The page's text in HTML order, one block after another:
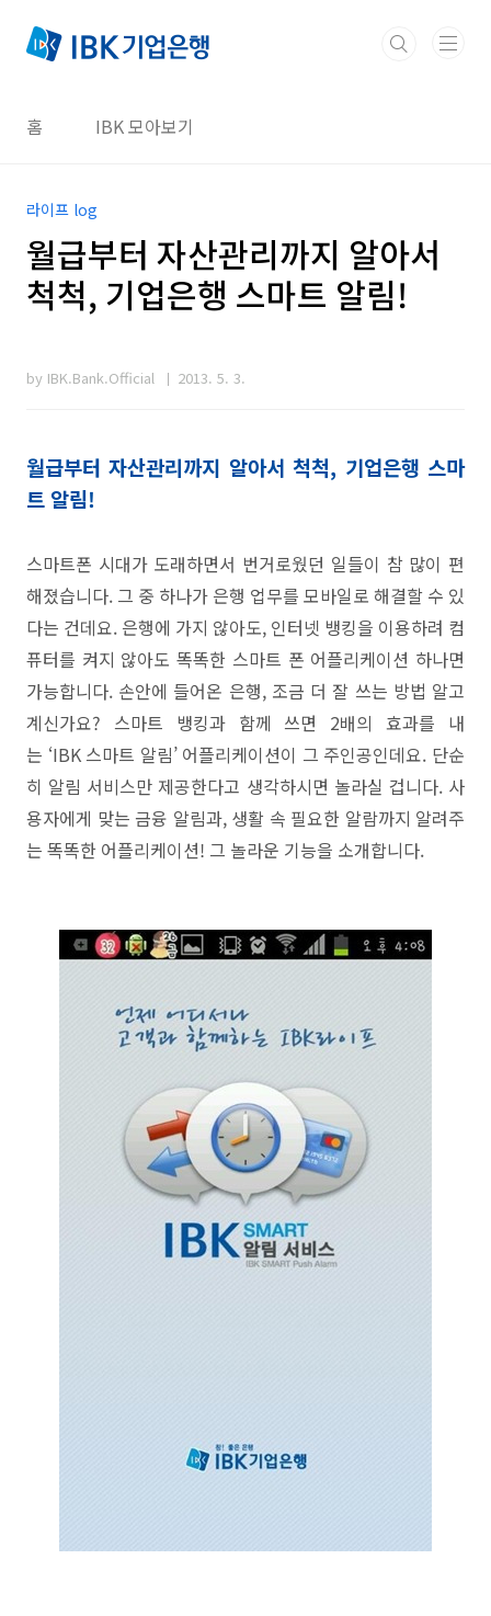
홈 IBK 모아보기
라이프 log
월급부터 자산관리까지 알아서
척척, 기업은행 스마트 알림!
by IBK.Bank.Official 2013. 5. 3.
월급부터 자산관리까지 알아서 척척, 기업은행 스마
트 알림!
스마트폰 시대가 도래하면서 번거로웠던 일들이 참 많이 편
해졌습니다. 그 중 하나가 은행 업무를 모바일로 해결할 수 있
다는 건데요. 은행에 가지 않아도, 인터넷 뱅킹을 이용하려 컴
퓨터를 켜지 않아도 똑똑한 스마트 폰 어플리케이션 하나면
가능합니다. 손안에 들어온 은행, 조금 더 잘 쓰는 방법 알고
계신가요? 스마트 뱅킹과 함께 쓰면 2배의 효과를 내
는 ‘IBK 스마트 알림’ 어플리케이션이 그 주인공인데요. 단순
히 알림 서비스만 제공한다고 생각하시면 놀라실 겁니다. 사
용자에게 맞는 금융 알림과, 생활 속 필요한 알람까지 알려주
는 똑똑한 어플리케이션! 그 놀라운 기능을 소개합니다.